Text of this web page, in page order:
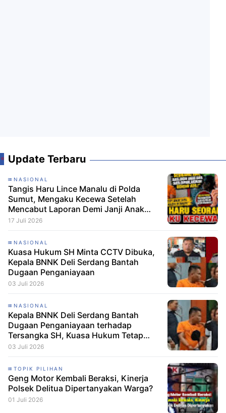
Update Terbaru
NASIONAL
Tangis Haru Lince Manalu di Polda
Sumut, Mengaku Kecewa Setelah
Mencabut Laporan Demi Janji Anak
Dibebaskan
17 Juli 2026
NASIONAL
Kuasa Hukum SH Minta CCTV Dibuka,
Kepala BNNK Deli Serdang Bantah
Dugaan Penganiayaan
03 Juli 2026
NASIONAL
Kepala BNNK Deli Serdang Bantah
Dugaan Penganiayaan terhadap
Tersangka SH, Kuasa Hukum Tetap
Minta CCTV Dibuka
03 Juli 2026
TOPIK PILIHAN
Geng Motor Kembali Beraksi, Kinerja
Polsek Delitua Dipertanyakan Warga?
01 Juli 2026